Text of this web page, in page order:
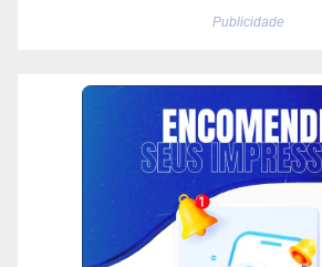
Publicidade